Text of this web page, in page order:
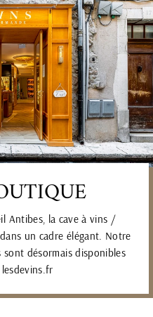
Antibes, la cave à vins /
un cadre élégant. Notre
désormais disponibles